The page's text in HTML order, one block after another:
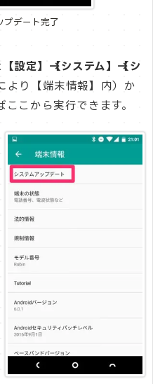
プデート完了
【設定】→【システム】→【シ
より【端末情報】内）か
こから実行できます。